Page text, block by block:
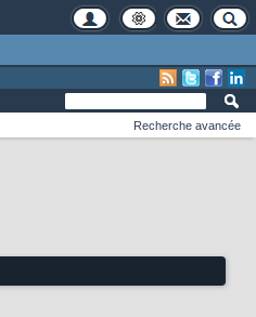
Recherche avancée